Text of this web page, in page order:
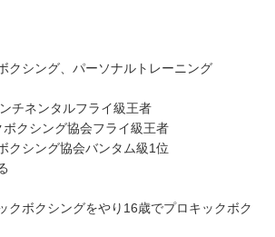
クシング、パーソナルトレーニング
チネンタルフライ級王者
クシング協会フライ級王者
クシング協会バンタム級1位
クボクシングをやり16歳でプロキックボク